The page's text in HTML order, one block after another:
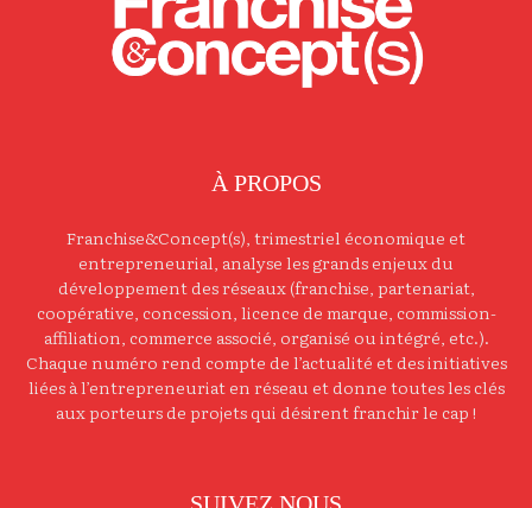
À PROPOS
Franchise&Concept(s), trimestriel économique et
entrepreneurial, analyse les grands enjeux du
développement des réseaux (franchise, partenariat,
coopérative, concession, licence de marque, commission-
affiliation, commerce associé, organisé ou intégré, etc.).
Chaque numéro rend compte de l’actualité et des initiatives
liées à l’entrepreneuriat en réseau et donne toutes les clés
aux porteurs de projets qui désirent franchir le cap !